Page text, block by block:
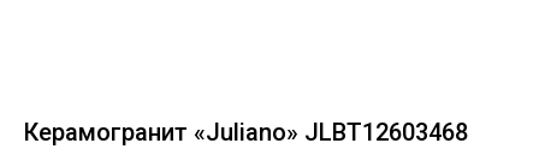
Керамогранит «Juliano» JLBT12603468